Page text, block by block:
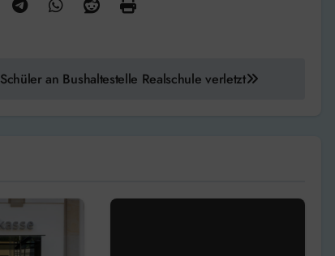
Schüler an Bushaltestelle Realschule verletzt